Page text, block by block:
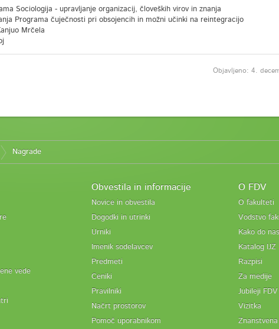
Sociologija - upravljanje organizacij, človeških virov in znanja
Programa čuječnosti pri obsojencih in možni učinki na reintegracijo
Mrčela
Objavljeno: 4.
Nagrade
vede
Obvestila in informacije
Novice in obvestila
Dogodki in utrinki
Urniki
Imenik sodelavcev
Predmeti
Ceniki
Pravilniki
Načrt prostorov
Pomoč uporabnikom
O FDV
O fakulteti
Vodstvo
Kako do nas
Katalog IJZ
Razpisi
Za medije
Jubileji FDV
Vizitka